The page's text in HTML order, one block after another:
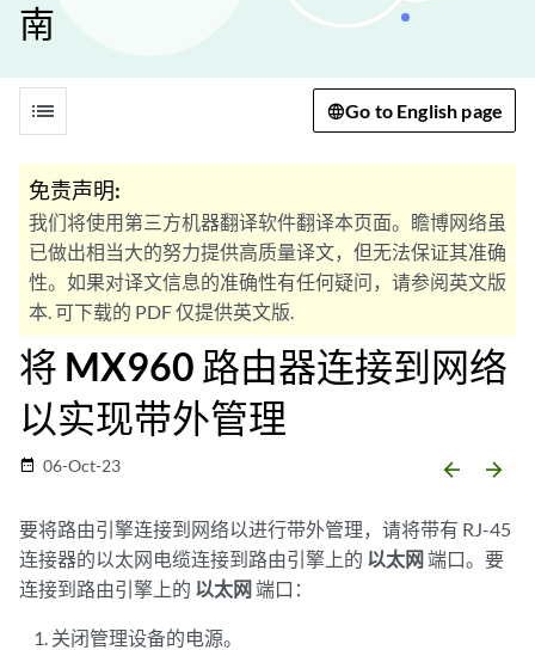
南
list Go to English page
免责声明:
我们将使用第三方机器翻译软件翻译本页面。瞻博网络虽
已做出相当大的努力提供高质量译文，但无法保证其准确
性。如果对译文信息的准确性有任何疑问，请参阅英文版
本. 可下载的 PDF 仅提供英文版.
将 MX960 路由器连接到网络
以实现带外管理
date_range 06-Oct-23 arrow_backward arrow_forward
要将路由引擎连接到网络以进行带外管理，请将带有 RJ-45
连接器的以太网电缆连接到路由引擎上的 以太网 端口。要
连接到路由引擎上的 以太网 端口：
关闭管理设备的电源。